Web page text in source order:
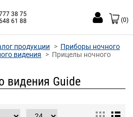
38 75
61 88
(0)
продукции
Приборы ночного
видения
Прицелы ночного
видения Guide